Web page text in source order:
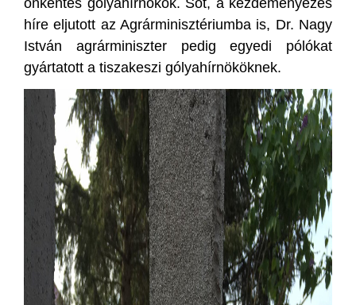
híre eljutott az Agrárminisztériumba is, Dr. Nagy
István agrárminiszter pedig egyedi pólókat
gyártatott a tiszakeszi gólyahírnököknek.